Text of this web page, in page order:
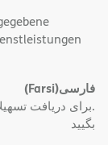
فارسی(Farsi)
.برای دریافت
بگیید